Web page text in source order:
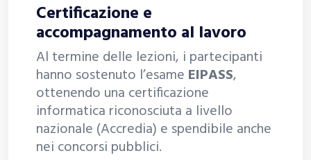
Certificazione e
accompagnamento al lavoro
Al termine delle lezioni, i partecipanti
hanno sostenuto l’esame EIPASS,
ottenendo una certificazione
informatica riconosciuta a livello
nazionale (Accredia) e spendibile anche
nei concorsi pubblici.